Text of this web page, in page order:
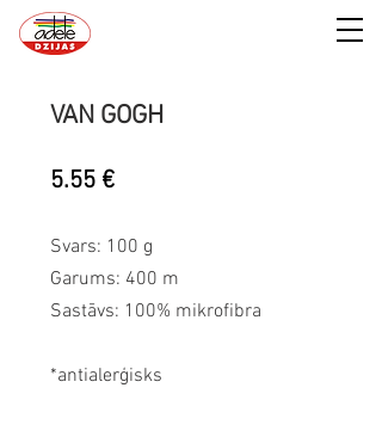
VAN GOGH
5.55 €
Svars: 100 g
Garums: 400 m
Sastāvs: 100% mikrofibra
*antialerģisks